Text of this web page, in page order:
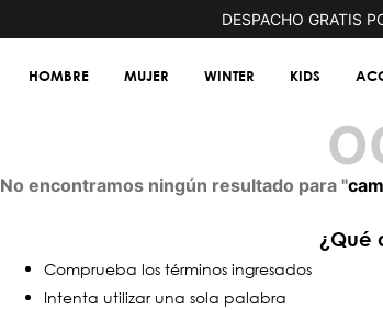
DESPACHO GRATIS
HOMBRE MUJER WINTER KIDS
No encontramos ningún resultado para "
¿Qué
Comprueba los términos ingresados
Intenta utilizar una sola palabra